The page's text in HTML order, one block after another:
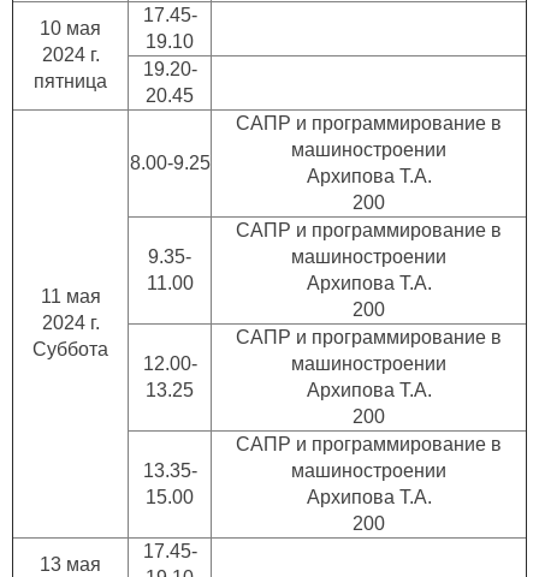
10 мая
2024 г.
пятница
17.45-
19.10
19.20-
20.45
11 мая
2024 г.
Суббота
8.00-9.25
САПР и программирование в
машиностроении
Архипова Т.А.
200
9.35-
11.00
САПР и программирование в
машиностроении
Архипова Т.А.
200
12.00-
13.25
САПР и программирование в
машиностроении
Архипова Т.А.
200
13.35-
15.00
САПР и программирование в
машиностроении
Архипова Т.А.
200
13 мая
17.45-